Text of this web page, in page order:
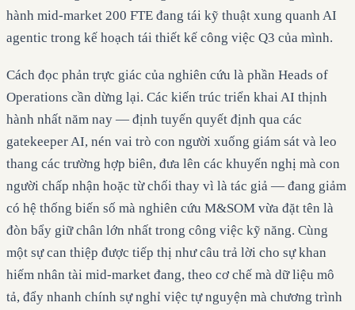
hành mid-market 200 FTE đang tái kỹ thuật xung quanh AI
agentic trong kế hoạch tái thiết kế công việc Q3 của mình.
Cách đọc phản trực giác của nghiên cứu là phần Heads of
Operations cần dừng lại. Các kiến trúc triển khai AI thịnh
hành nhất năm nay — định tuyến quyết định qua các
gatekeeper AI, nén vai trò con người xuống giám sát và leo
thang các trường hợp biên, đưa lên các khuyến nghị mà con
người chấp nhận hoặc từ chối thay vì là tác giả — đang giảm
có hệ thống biến số mà nghiên cứu M&SOM vừa đặt tên là
đòn bẩy giữ chân lớn nhất trong công việc kỹ năng. Cùng
một sự can thiệp được tiếp thị như câu trả lời cho sự khan
hiếm nhân tài mid-market đang, theo cơ chế mà dữ liệu mô
tả, đẩy nhanh chính sự nghỉ việc tự nguyện mà chương trình